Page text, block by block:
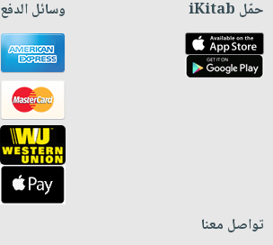
حمّل iKitab وسائل الدفع
تواصل معنا